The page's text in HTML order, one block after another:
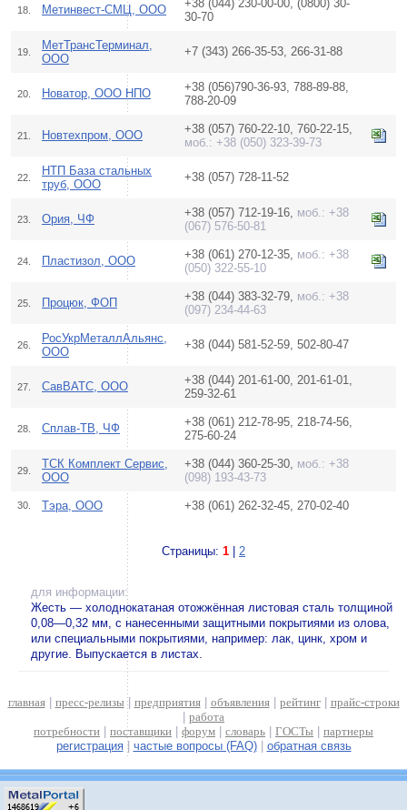
18. Метинвест-СМЦ, ООО
+38 (044) 230-00-00, (0800) 30-
30-70
19.
МетТрансТерминал,
ООО
+7 (343) 266-35-53, 266-31-88
20. Новатор, ООО НПО
+38 (056)790-36-93, 788-89-88,
788-20-09
21. Новтехпром, ООО
+38 (057) 760-22-10, 760-22-15,
моб.: +38 (050) 323-39-73
22.
НТП База стальных
труб, ООО
+38 (057) 728-11-52
23. Ория, ЧФ +38 (057) 712-19-16, моб.: +38
(067) 576-50-81
24. Пластизол, ООО +38 (061) 270-12-35, моб.: +38
(050) 322-55-10
25. Процюк, ФОП +38 (044) 383-32-79, моб.: +38
(097) 234-44-63
26.
РосУкрМеталлАльянс,
ООО
+38 (044) 581-52-59, 502-80-47
27. СавВАТС, ООО
+38 (044) 201-61-00, 201-61-01,
259-32-61
28. Сплав-ТВ, ЧФ
+38 (061) 212-78-95, 218-74-56,
275-60-24
29.
ТСК Комплект Сервис,
ООО
+38 (044) 360-25-30, моб.: +38
(098) 193-43-73
30. Тэра, ООО +38 (061) 262-32-45, 270-02-40
Страницы: 1 2
для информации:
Жесть — холоднокатаная отожжённая листовая сталь толщиной
0,08—0,32 мм, с нанесенными защитными покрытиями из олова,
или специальными покрытиями, например: лак, цинк, хром и
другие. Выпускается в листах.
главная| пресс-релизы | предприятия| объявления| рейтинг| прайс-строки
работа
потребности
поставщики форум словарь ГОСТы
партнеры
регистрация| частые вопросы (FAQ)| обратная связь